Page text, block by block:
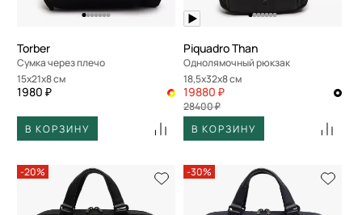
Torber
Сумка через плечо
15x21x8 см
1980 ₽
В КОРЗИНУ
Piquadro Than
Однолямочный рюкзак
18,5x32x8 см
19880 ₽
28400 ₽
В КОРЗИНУ
-20% -30%